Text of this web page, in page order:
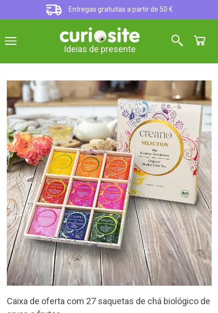
Entregas gratuitas a partir de 50 €
Ideias de presente
de Inclui 9 variedades diferentes